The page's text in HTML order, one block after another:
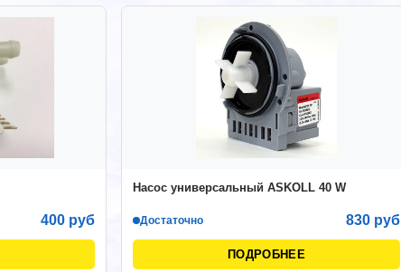
400 руб
Насос универсальный ASKOLL 40 W
Достаточно 830 руб
ПОДРОБНЕЕ